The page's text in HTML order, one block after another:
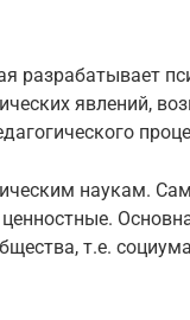
разрабатывает
явлений,
наукам.
т.е.